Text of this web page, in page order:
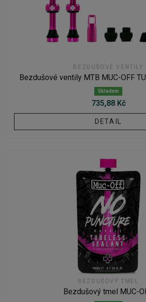
BEZDUŠOVÉ VENTILY
Bezdušové ventily MTB MUC-OFF
Skladem
735,88 Kč
DETAIL
BEZDUŠOVÝ TMEL
Bezdušový tmel MUC-